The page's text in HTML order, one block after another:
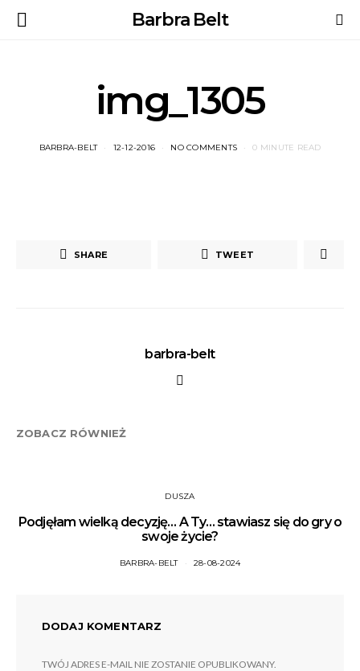
Barbra Belt
img_1305
BARBRA-BELT 12-12-2016 NO COMMENTS 0 MINUTE READ
SHARE TWEET
barbra-belt
ZOBACZ RÓWNIEŻ
DUSZA
Podjęłam wielką decyzję… A Ty… stawiasz się do gry o
swoje życie?
BARBRA-BELT 28-08-2024
DODAJ KOMENTARZ
TWÓJ ADRES E-MAIL NIE ZOSTANIE OPUBLIKOWANY.